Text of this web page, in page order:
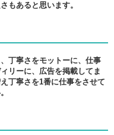
もあると思います。
丁寧さをモットーに、仕事
リーに、広告を掲載してま
丁寧さを1番に仕事をさせて